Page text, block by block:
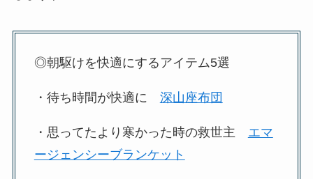
◎朝駆けを快適にするアイテム5選
・待ち時間が快適に 深山座布団
・思ってたより寒かった時の救世主 エマ
ージェンシーブランケット